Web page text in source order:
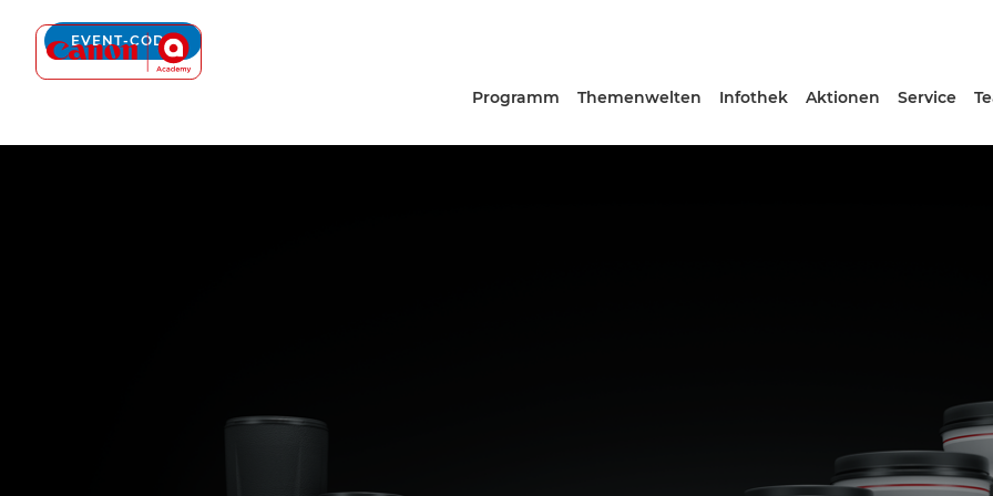
Canon Academy Logo
EVENT-CODE
Programm Themenwelten Infothek Aktionen Service